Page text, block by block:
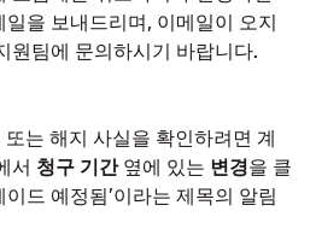
을 보내드리며, 이메일이 오지
원팀에 문의하시기 바랍니다.
는 해지 사실을 확인하려면 계
서 청구 기간옆에 있는 변경을 클
드 예정됨’이라는 제목의 알림